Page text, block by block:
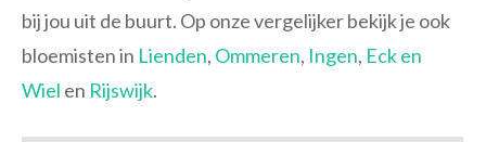
bij jou uit de buurt. Op onze vergelijker bekijk je ook
bloemisten in Lienden, Ommeren, Ingen, Eck en
Wiel en Rijswijk.